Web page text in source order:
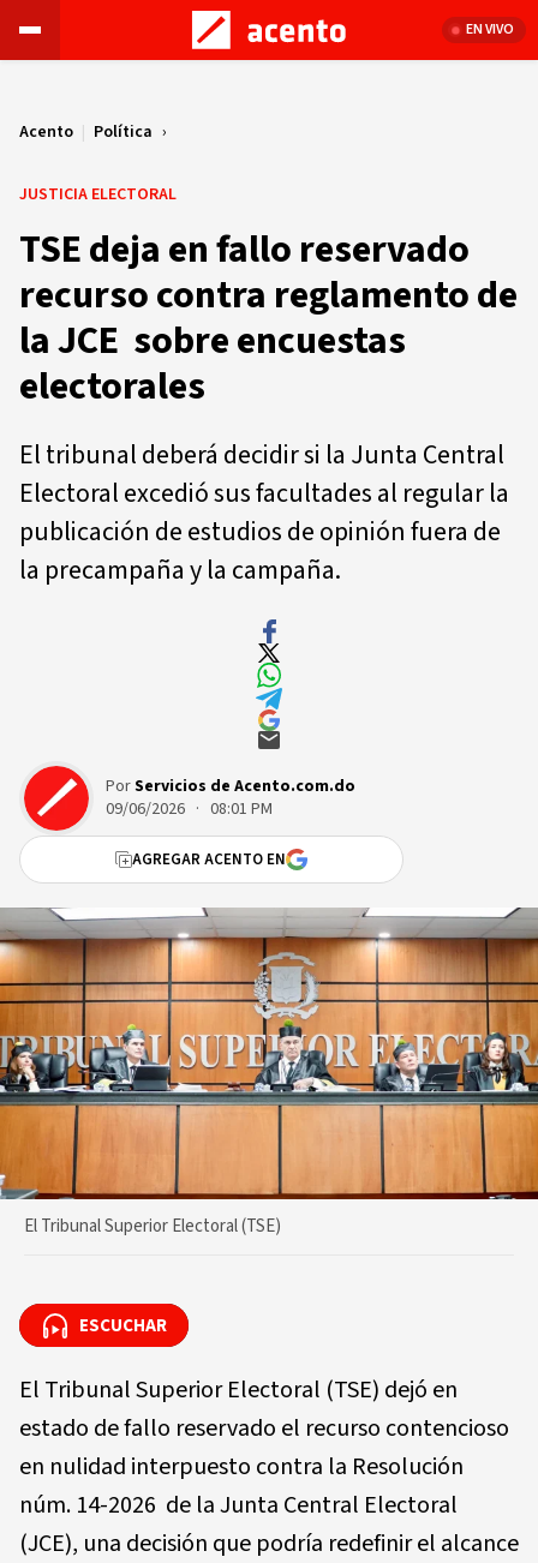
EN VIVO
Acento | Política
JUSTICIA ELECTORAL
TSE deja en fallo reservado
recurso contra reglamento de
la JCE sobre encuestas
electorales
El tribunal deberá decidir si la Junta Central
Electoral excedió sus facultades al regular la
publicación de estudios de opinión fuera de
la precampaña y la campaña.
PorServicios de Acento.com.do
09/06/2026 · 08:01 PM
AGREGAR ACENTO EN
El Tribunal Superior Electoral (TSE)
ESCUCHAR
ESCUCHAR
El Tribunal Superior Electoral (TSE) dejó en
estado de fallo reservado el recurso contencioso
en nulidad interpuesto contra la Resolución
núm. 14-2026 de la Junta Central Electoral
(JCE), una decisión que podría redefinir el alcance